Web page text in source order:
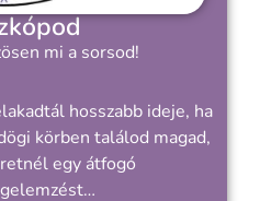
mi a sorsod!
hosszabb ideje, ha
körben találod magad,
egy átfogó